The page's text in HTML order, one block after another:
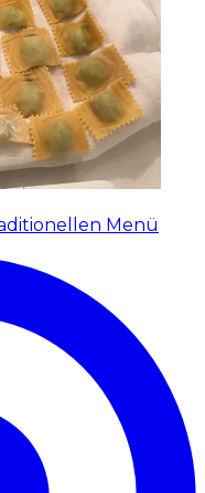
Menü